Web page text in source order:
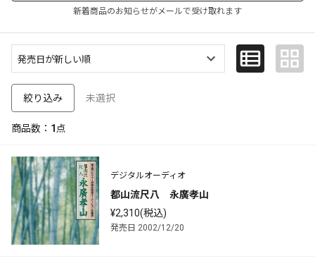
新着商品のお知らせがメールで受け取れます
絞り込み 未選択
商品数： 1点
デジタルオーディオ
都山流尺八　永廣孝山
¥2,310(税込)
発売日 2002/12/20